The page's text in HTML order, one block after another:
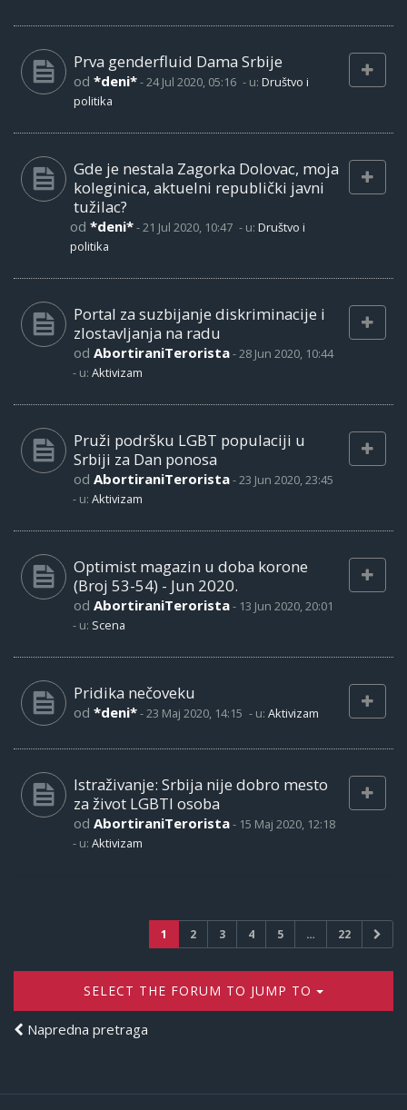
Prva genderfluid Dama Srbije
od *deni*-24 Jul 2020, 05:16 - u: Društvo i
politika
Gde je nestala Zagorka Dolovac, moja
koleginica, aktuelni republički javni
tužilac?
od *deni*-21 Jul 2020, 10:47 - u: Društvo i
politika
Portal za suzbijanje diskriminacije i
zlostavljanja na radu
od AbortiraniTerorista-28 Jun 2020, 10:44
- u: Aktivizam
Pruži podršku LGBT populaciji u
Srbiji za Dan ponosa
od AbortiraniTerorista-23 Jun 2020, 23:45
- u: Aktivizam
Optimist magazin u doba korone
(Broj 53-54) - Jun 2020.
od AbortiraniTerorista- 13 Jun 2020, 20:01
- u: Scena
Pridika nečoveku
od *deni*-23 Maj 2020, 14:15 - u: Aktivizam
Istraživanje: Srbija nije dobro mesto
za život LGBTI osoba
od AbortiraniTerorista- 15 Maj 2020, 12:18
- u: Aktivizam
1 2 3 4 5 … 22
SELECT THE FORUM TO JUMP TO
Napredna pretraga